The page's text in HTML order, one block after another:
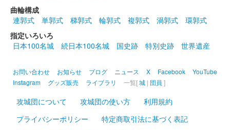
和歌山城 御城印 「和歌山城×JR西日本」くろしお
京都・大阪〜和歌山間を結ぶ特急くろしおの運行60周年を記念し
て発売されたJR西日本とのコラボ御城印。和歌山城と桜、東海
道・山陽新幹線N700S、特急くろしお287系電車が描かれてい
曲輪構成
連郭式
単郭式 梯郭式 輪郭式 複郭式 渦郭式
環郭式
指定いろいろ
日本100名城
続日本100名城 国史跡 特別史跡 世界遺産
お問い合わせ お知らせ ブログ ニュース X Facebook
YouTube
Instagram
グッズ販売 ライブラリ 一覧[城 | 団員 ]
攻城団について 攻城団の使い方
利用規約
プライバシーポリシー
特定商取引法に基づく表記